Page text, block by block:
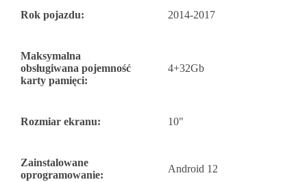
Rok pojazdu: 2014-2017
Maksymalna
obsługiwana pojemność
karty pamięci:
4+32Gb
Rozmiar ekranu: 10"
Zainstalowane
oprogramowanie:
Android 12